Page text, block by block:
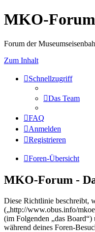
MKO-Forum
Forum der
Zum Inhalt
Schnellzugriff
Das Team
FAQ
Anmelden
Registrieren
Foren-Übersicht
MKO-Forum -
Diese Richtlinie beschreibt,
(„http://www.obus.info/
(im Folgenden „das
während deines Foren-